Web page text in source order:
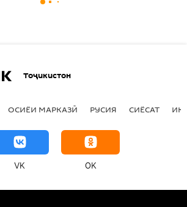
Тоҷикистон
ОСИЁИ МАРКАЗӢ РУСИЯ СИЁСАТ
VK OK